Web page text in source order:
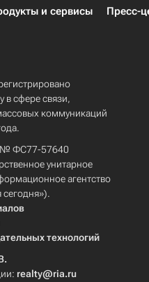
и сервисы Пресс-
в сфере связи,
коммуникаций
№ ФС77-57640
унитарное
агентство
технологий
realty@ria.ru